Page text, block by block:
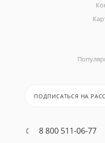
ПОДПИСАТЬСЯ НА
8 800 511-06-77